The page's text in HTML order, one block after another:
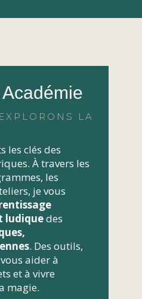
LA
les clés des
À travers les
les
je vous
ludiquedes
. Des outils,
aider à
et à vivre
magie.